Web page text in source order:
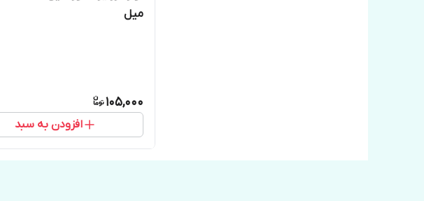
میل
105,000
افزودن به سبد